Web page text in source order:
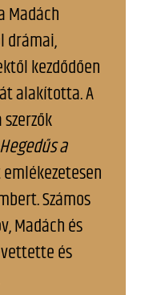
Madách
drámai,
kezdődően
alakította. A
Hegedűs a
Számos
Madách és
és